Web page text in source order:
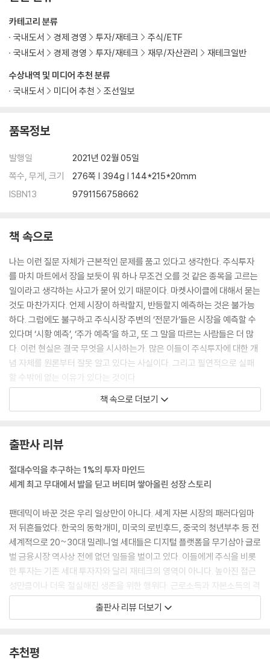
Part5 제2의 본성으로 기르는 투자 DNA
판단편향/ 마지막 비관주의자가 낙관으로 돌아설 때/ 예측할 수는 없지만
대응은 할 수 있다/ 1%가 말하는 투자의 본질, 트레이딩 매뉴얼
에필로그
수상내역 및 미디어 추천 분류
국내도서
미디어 추천 조선일보
카테고리 분류
국내도서
경제 경영 투자/재테크
주식/ETF
국내도서
경제 경영 투자/재테크 재무/자산관리 재테크일반
품목정보
발행일
2021년 02월 05일
쪽수, 무게, 크기
276쪽 | 394g | 144*215*20mm
ISBN13
9791156758662
책 속으로
나는 이런 질문 자체가 근본적인 문제를 품고 있다고 생각한다. 주식투자
를 마치 마트에서 장을 보듯이 뭐 하나 무조건 오를 것 같은 종목을 고르는
일이라고 생각하는 사고가 묻어 있기 때문이다. 마켓사이클에 대해서 묻는
것도 마찬가지다. 언제 시장이 하락할지, 반등할지 예측하는 것은 불가능
하다. 그럼에도 불구하고 주식시장 주변의 ‘전문가’들은 시장을 예측할 수
있다며 ‘시황 예측’, ‘주가 예측’을 하고, 또 그 말을 따르는 사람들은 더 많
다. 이런 현실은 결국 무엇을 시사하는가. 많은 이들이 주식투자에 대한 개
념 자체를 원론부터 잘못 알고 있다는 사실이다. 그리고 필연적으로 실패
할 수밖에 없는 이유가 있다는 것이다.
--- p.10
때문에 투기하는 사람들은 본인의 행동이 투기라는 인지조차 하지 못한다.
나는 이 책을 통해 무분별하게 행해지는 그러한 위험한 사고와 행동 패턴
이 사라지는 데 조금이나마 일조하고 싶다. (중략)
예전과 달리 금융 지식은 오늘날을 살아간다면 누구나 갖추어야 할 기본
소양인 시대가 왔다. 나는 고등학교 의무 교육 과정에 금융, 경제, 투자 교
육을 포함해야 한다고 생각한다. 이 세상을 살아나가는 데 꼭 필요한 생존
기술이기 때문이다. 그러니 내 이야기가 누군가에게 자극을 주고 조금이나
마 도움이 되어 올바른 투자관 정립에 길잡이가 될 수 있길 바란다. 이해도
못하는 금융상품에 손을 대고, 기본 분석 한 번 하지 않은 회사의 주식을 사
놓고 내일 당장 오를 것을 기대하는 사람들이 줄어들기를 바란다. 왜 수영
도 할 줄 모르면서 바다에 뛰어드는가?
--- p.13
사람들은 역사적으로 반복되었던 금융위기에 대해 무서울 만큼 빨리 잊고
책 속으로 더보기
출판사 리뷰
절대수익을 추구하는 1%의 투자 마인드
세계 최고 무대에서 발을 딛고 버티며 쌓아올린 성장 스토리
팬데믹이 바꾼 것은 우리 일상만이 아니다. 세계 자본 시장의 패러다임마
저 뒤흔들었다. 한국의 동학개미, 미국의 로빈후드, 중국의 청년부추 등 전
세계적으로 20~30대 밀레니얼 세대들은 디지털 플랫폼을 무기삼아 글로
벌 금융시장 역사상 전에 없던 일들을 벌이고 있다. 이들에게 주식을 비롯
한 투자는 기존 세대 투자자와 달리 재테크의 영역이 아니다. 높아진 접근
성만큼이나 더욱 절실해진 생존을 위한 행위다. 근로소득과 자본소득의 격
차가 현격해지는 요즘, 경제적 자유는 가장 절실한 꿈이자 현실이기 때문
이다. 이들 세대의 가장 큰 특징은 유튜브나 주식 커뮤니티를 통해 나름의
조사에도 나타난다. 이렇듯 오늘날은 금융 지식이 기본 소양이자 생존 능
출판사 리뷰 더보기
추천평